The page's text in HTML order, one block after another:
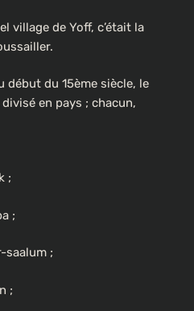
village de Yoff, c’était la
début du 15ème siècle, le
en pays ; chacun,
;
;
saalum ;
;